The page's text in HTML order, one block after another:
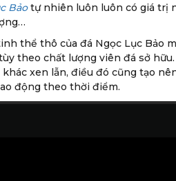
Bảotự nhiên luôn luôn có giá trị
thể thô của đá Ngọc Lục Bảo
theo chất lượng viên đá sở
khác xen lẫn, điều đó cũng tạo
động theo thời điểm.